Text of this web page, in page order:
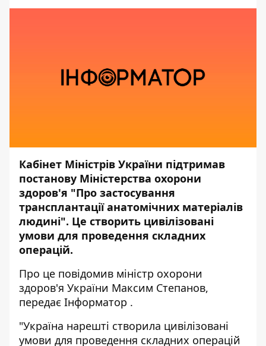
Кабінет Міністрів України підтримав
постанову Міністерства охорони
здоров'я "Про застосування
трансплантації анатомічних матеріалів
людині". Це створить цивілізовані
умови для проведення складних
операцій.
Про це повідомив міністр охорони
здоров'я України Максим Степанов,
передає Інформатор .
"Україна нарешті створила цивілізовані
умови для проведення складних операцій